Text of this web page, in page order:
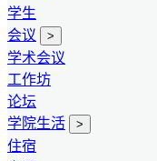
学生
会议
>
学术会议
工作坊
论坛
学院生活
>
住宿